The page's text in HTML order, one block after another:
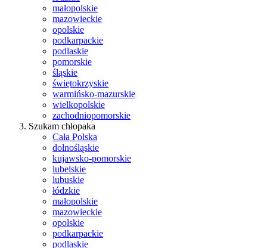
małopolskie
mazowieckie
opolskie
podkarpackie
podlaskie
pomorskie
śląskie
świętokrzyskie
warmińsko-mazurskie
wielkopolskie
zachodniopomorskie
Szukam chłopaka
Cała Polska
dolnośląskie
kujawsko-pomorskie
lubelskie
lubuskie
łódzkie
małopolskie
mazowieckie
opolskie
podkarpackie
podlaskie